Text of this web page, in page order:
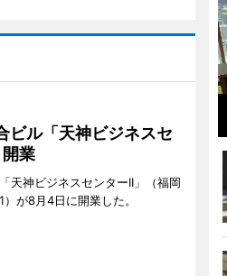
ビル「天神ビジネスセ
業
天神ビジネスセンターII」（福岡
が8月4日に開業した。